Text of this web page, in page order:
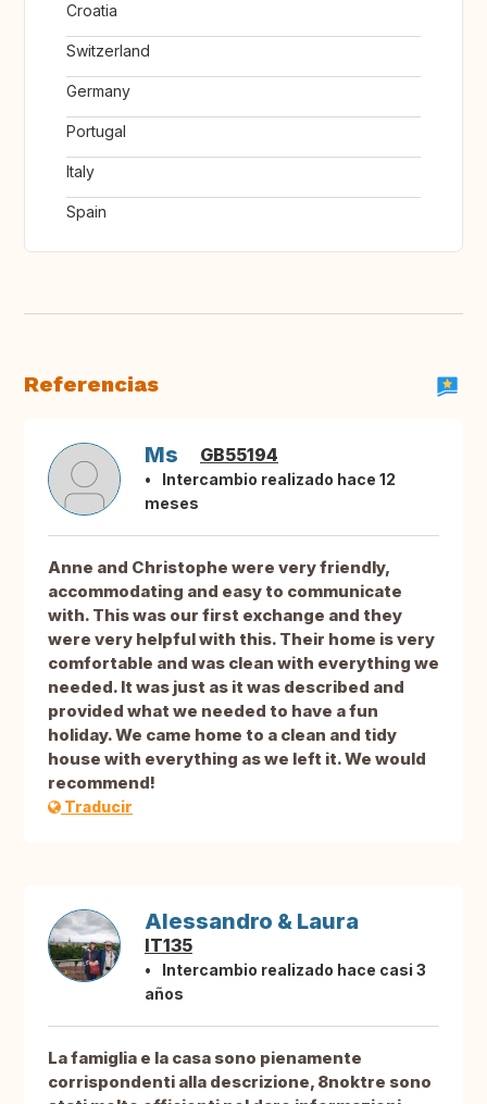
Croatia
Switzerland
Germany
Portugal
Italy
Spain
Referencias
Ms GB55194
Intercambio realizado hace 12
meses
Anne and Christophe were very friendly,
accommodating and easy to communicate
with. This was our first exchange and they
were very helpful with this. Their home is very
comfortable and was clean with everything we
needed. It was just as it was described and
provided what we needed to have a fun
holiday. We came home to a clean and tidy
house with everything as we left it. We would
recommend!
Traducir
Alessandro & Laura
IT135
Intercambio realizado hace casi 3
años
La famiglia e la casa sono pienamente
corrispondenti alla descrizione, 8noktre sono